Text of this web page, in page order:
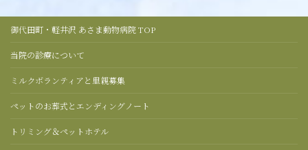
御代田町・軽井沢 あさま動物病院 TOP
当院の診療について
ミルクボランティアと里親募集
ペットのお葬式とエンディングノート
トリミング＆ペットホテル